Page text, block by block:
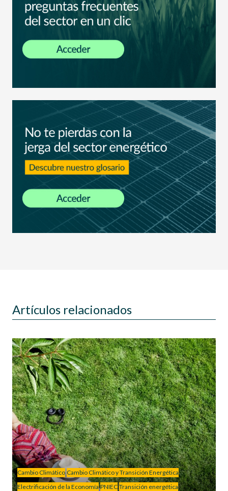
Artículos relacionados
Cambio Climático Cambio Climático y Transición Energética
Electrificación de la Economía PNIEC Transición energética